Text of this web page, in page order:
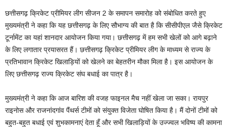
छत्तीसगढ़ क्रिकेट प्रीमियर लीग सीजन 2 के समापन समारोह को संबोधित करते हुए
मुख्यमंत्री ने कहा कि यह छत्तीसगढ़ के लिए सौभाग्य की बात है कि सीसीपीएल जैसे क्रिकेट
टूर्नामेंट का यहां शानदार आयोजन किया गया। छत्तीसगढ़ में हम सभी खेलों को आगे बढ़ाने
के लिए लगातार प्रयासरत हैं। छत्तीसगढ़ क्रिकेट प्रीमियर लीग के माध्यम से राज्य के
प्रतिभावान क्रिकेट खिलाड़ियों को खेलने का बेहतरीन मौका मिला है। इस आयोजन के
लिए छत्तीसगढ़ राज्य क्रिकेट संघ बधाई का पात्र है।
मुख्यमंत्री ने कहा कि आज बारिश की वजह फाइनल मैच नहीं खेला जा सका। रायपुर
राइनोस और राजनांदगांव पैंथर्स टीमों को संयुक्त विजेता घोषित किया है। मैं दोनों टीमों को
बहुत-बहुत बधाई एवं शुभकामनाएं देता हूँ और सभी खिलाड़ियों के उज्ज्वल भविष्य की कामना